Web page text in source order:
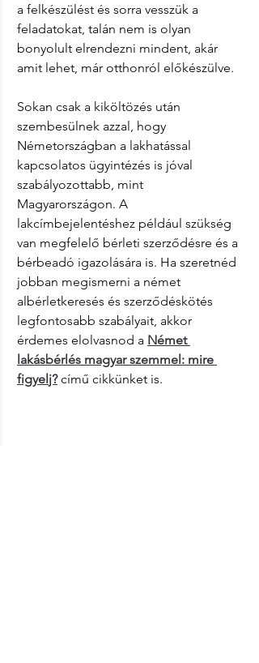
a felkészülést és sorra vesszük a
feladatokat, talán nem is olyan
bonyolult elrendezni mindent, akár
amit lehet, már otthonról előkészülve.
Sokan csak a kiköltözés után
szembesülnek azzal, hogy
Németországban a lakhatással
kapcsolatos ügyintézés is jóval
szabályozottabb, mint
Magyarországon. A
lakcímbejelentéshez például szükség
van megfelelő bérleti szerződésre és a
bérbeadó igazolására is. Ha szeretnéd
jobban megismerni a német
albérletkeresés és szerződéskötés
legfontosabb szabályait, akkor
érdemes elolvasnod a Német
lakásbérlés magyar szemmel: mire
figyelj? című cikkünket is.